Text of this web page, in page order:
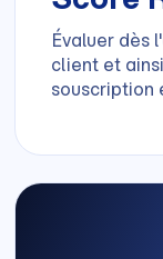
Évaluer dès
client et
souscription